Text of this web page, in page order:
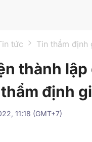
tức Tin thẩm định
thành lập
định
11:18 (GMT+7)